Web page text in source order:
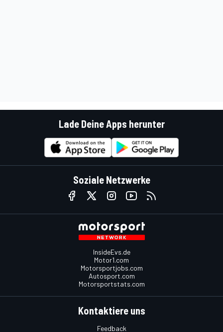
Lade Deine Apps herunter
Soziale Netzwerke
InsideEvs.de
Motor1.com
Motorsportjobs.com
Autosport.com
Motorsportstats.com
Kontaktiere uns
Feedback